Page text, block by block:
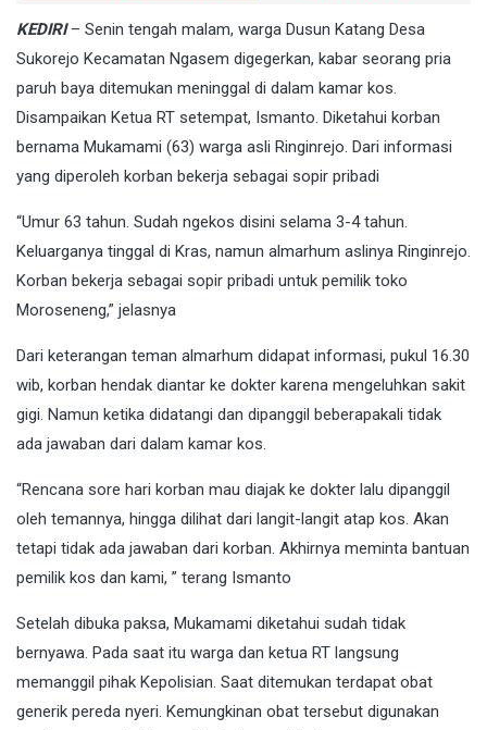
KEDIRI– Senin tengah malam, warga Dusun Katang Desa
Sukorejo Kecamatan Ngasem digegerkan, kabar seorang pria
paruh baya ditemukan meninggal di dalam kamar kos.
Disampaikan Ketua RT setempat, Ismanto. Diketahui korban
bernama Mukamami (63) warga asli Ringinrejo. Dari informasi
yang diperoleh korban bekerja sebagai sopir pribadi
“Umur 63 tahun. Sudah ngekos disini selama 3-4 tahun.
Keluarganya tinggal di Kras, namun almarhum aslinya Ringinrejo.
Korban bekerja sebagai sopir pribadi untuk pemilik toko
Moroseneng,” jelasnya
Dari keterangan teman almarhum didapat informasi, pukul 16.30
wib, korban hendak diantar ke dokter karena mengeluhkan sakit
gigi. Namun ketika didatangi dan dipanggil beberapakali tidak
ada jawaban dari dalam kamar kos.
“Rencana sore hari korban mau diajak ke dokter lalu dipanggil
oleh temannya, hingga dilihat dari langit-langit atap kos. Akan
tetapi tidak ada jawaban dari korban. Akhirnya meminta bantuan
pemilik kos dan kami, ” terang Ismanto
Setelah dibuka paksa, Mukamami diketahui sudah tidak
bernyawa. Pada saat itu warga dan ketua RT langsung
memanggil pihak Kepolisian. Saat ditemukan terdapat obat
generik pereda nyeri. Kemungkinan obat tersebut digunakan